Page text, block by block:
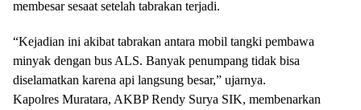
membesar sesaat setelah tabrakan terjadi.
“Kejadian ini akibat tabrakan antara mobil tangki pembawa
minyak dengan bus ALS. Banyak penumpang tidak bisa
diselamatkan karena api langsung besar,” ujarnya.
Kapolres Muratara, AKBP Rendy Surya SIK, membenarkan